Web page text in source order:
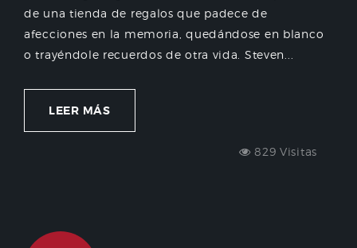
de una tienda de regalos que padece de
afecciones en la memoria, quedándose en blanco
o trayéndole recuerdos de otra vida. Steven...
LEER MÁS
829 Visitas